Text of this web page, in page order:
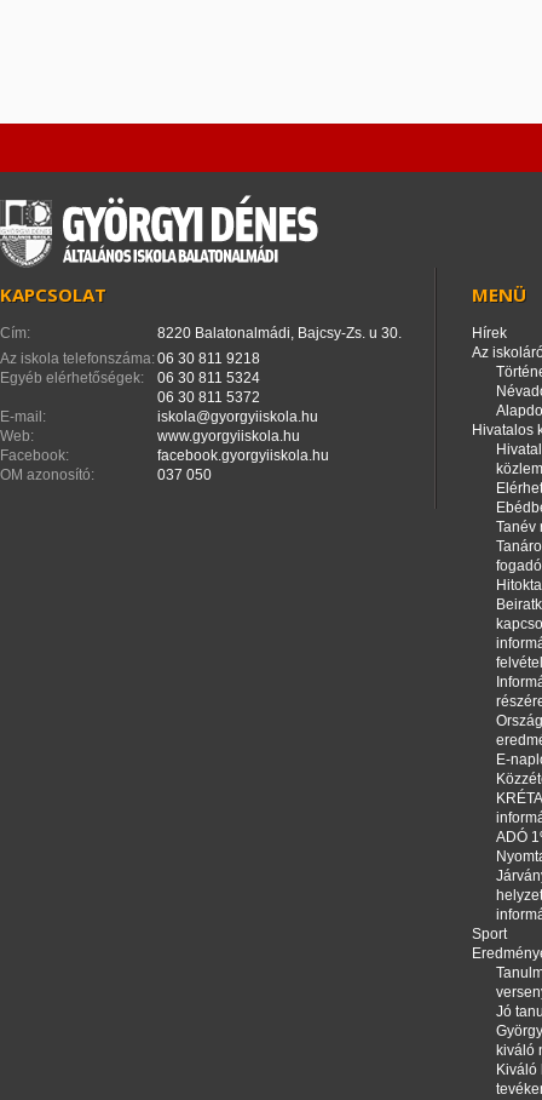
KAPCSOLAT
Cím:
8220 Balatonalmádi, Bajcsy-Zs. u 30.
Az iskola telefonszáma:06 30 811 9218
Egyéb elérhetőségek:
06 30 811 5324
06 30 811 5372
E-mail:
iskola@gyorgyiiskola.hu
Web:
www.gyorgyiiskola.hu
Facebook:
facebook.gyorgyiiskola.hu
OM azonosító:
037 050
MENÜ
Hírek
Az
Hivatalos
Tanév
E-
ADÓ
Sport
Jó
kiváló
Kiváló